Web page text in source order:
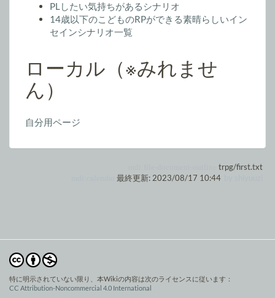
PLしたい気持ちがあるシナリオ
14歳以下のこどものRPができる素晴らしいイン
セインシナリオ一覧
ローカル（※みれませ
ん）
自分用ページ
trpg/first.txt
最終更新: 2023/08/17 10:44
特に明示されていない限り、本Wikiの内容は次のライセンスに従います：
CC Attribution-Noncommercial 4.0 International